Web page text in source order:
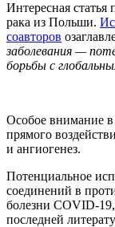
Интересная статья
рака из Польши.
соавторов
заболевания —
борьбы с
Особое внимание
прямого
и ангиогенез.
Потенциальное
соединений в
болезни COVID-
последней